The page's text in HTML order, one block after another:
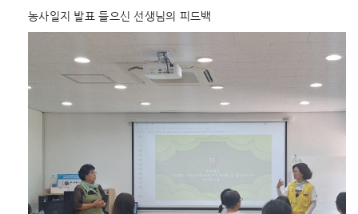
농사일지 발표 들으신 선생님의 피드백